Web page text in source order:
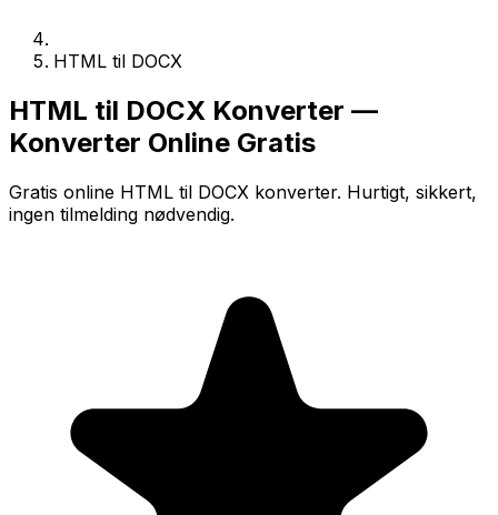
HTML til DOCX
HTML til DOCX Konverter —
Konverter Online Gratis
Gratis online HTML til DOCX konverter. Hurtigt, sikkert,
ingen tilmelding nødvendig.